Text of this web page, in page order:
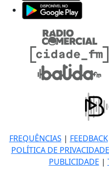
FREQUÊNCIAS | FEEDBACK
POLÍTICA DE PRIVACIDADE
PUBLICIDADE |